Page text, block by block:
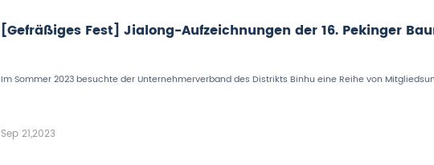
[Gefräßiges Fest] Jialong-Aufzeichnungen der 16. Pekinger
Im Sommer 2023 besuchte der Unternehmerverband des Distrikts Binhu eine Reihe von
Sep 21,2023